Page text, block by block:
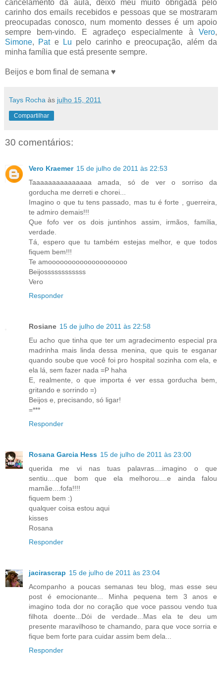
cancelamento da aula, deixo meu muito obrigada pelo
carinho dos emails recebidos e pessoas que se mostraram
preocupadas conosco, num momento desses é um apoio
sempre bem-vindo. E agradeço especialmente à Vero,
Simone, Pate Lu pelo carinho e preocupação, além da
minha família que está presente sempre.
Beijos e bom final de semana ♥
Tays Rocha às julho 15, 2011
Compartilhar
30 comentários:
Vero Kraemer 15 de julho de 2011 às 22:53
Taaaaaaaaaaaaaaa amada, só de ver o sorriso da
gorducha me derreti e chorei...
Imagino o que tu tens passado, mas tu é forte , guerreira,
te admiro demais!!!
Que fofo ver os dois juntinhos assim, irmãos, família,
verdade.
Tá, espero que tu também estejas melhor, e que todos
fiquem bem!!!
Te amoooooooooooooooooooo
Beijossssssssssss
Vero
Responder
Rosiane 15 de julho de 2011 às 22:58
Eu acho que tinha que ter um agradecimento especial pra
madrinha mais linda dessa menina, que quis te esganar
quando soube que você foi pro hospital sozinha com ela, e
ela lá, sem fazer nada =P haha
E, realmente, o que importa é ver essa gorducha bem,
gritando e sorrindo =)
Beijos e, precisando, só ligar!
=***
Responder
Rosana Garcia Hess 15 de julho de 2011 às 23:00
querida me vi nas tuas palavras....imagino o que
sentiu....que bom que ela melhorou....e ainda falou
mamãe....fofa!!!!
fiquem bem :)
qualquer coisa estou aqui
kisses
Rosana
Responder
jacirascrap 15 de julho de 2011 às 23:04
Acompanho a poucas semanas teu blog, mas esse seu
post é emocionante... Minha pequena tem 3 anos e
imagino toda dor no coração que voce passou vendo tua
filhota doente...Dói de verdade...Mas ela te deu um
presente maravilhoso te chamando, para que voce sorria e
fique bem forte para cuidar assim bem dela...
Responder